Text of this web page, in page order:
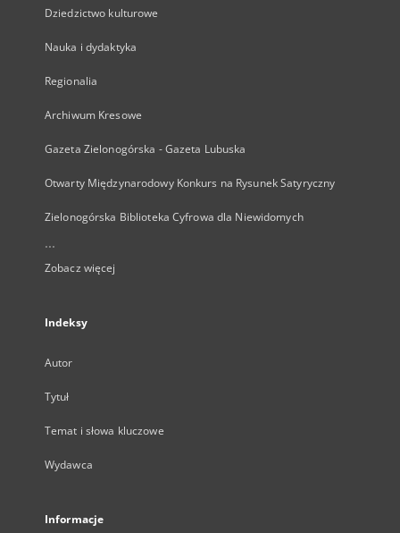
Dziedzictwo kulturowe
Nauka i dydaktyka
Regionalia
Archiwum Kresowe
Gazeta Zielonogórska - Gazeta Lubuska
Otwarty Międzynarodowy Konkurs na Rysunek Satyryczny
Zielonogórska Biblioteka Cyfrowa dla Niewidomych
...
Zobacz więcej
Indeksy
Autor
Tytuł
Temat i słowa kluczowe
Wydawca
Informacje